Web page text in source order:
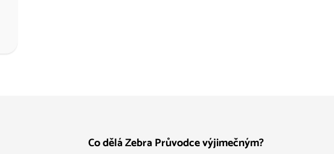
Co dělá Zebra Průvodce výjimečným?